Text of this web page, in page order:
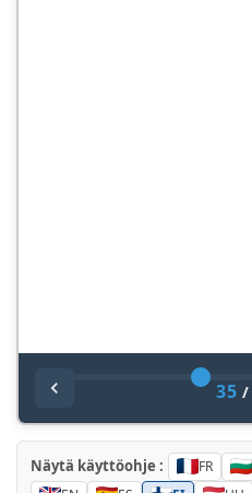
35 /
Näytä käyttöohje : FR